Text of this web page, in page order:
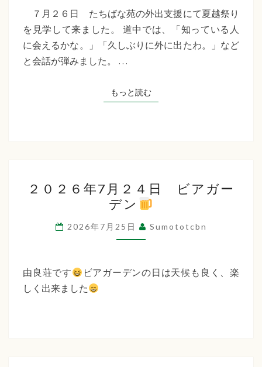
『夏
越
祭
物』
７月２６日 たちばな苑の外出支援にて夏越祭り
を見学して来ました。 道中では、「知っている人
に会えるかな。」「久しぶりに外に出たわ。」など
と会話が弾みました。 …
もっと読むもっと読む
０
２
６
年
月
２０２６年7月２４日 ビアガー
デン
2026年7月25日 Sumototcbn
由良荘です
ビアガーデンの日は天候も良く、楽
しく出来ました